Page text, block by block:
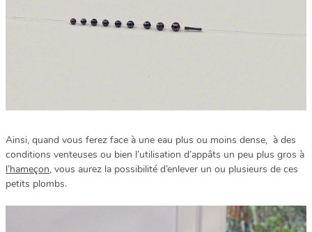
Ainsi, quand vous ferez face à une eau plus ou moins dense, à des
conditions venteuses ou bien l’utilisation d’appâts un peu plus gros à
l’hameçon, vous aurez la possibilité d’enlever un ou plusieurs de ces
petits plombs.